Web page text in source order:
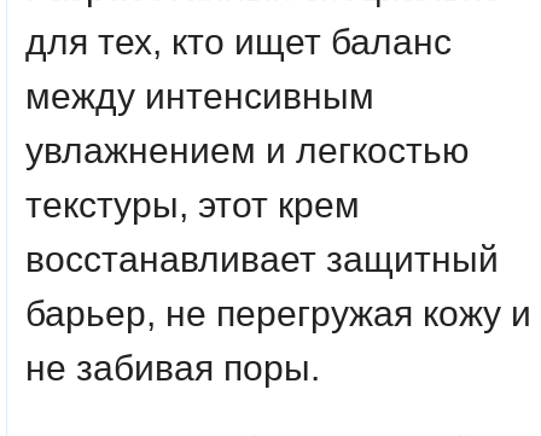
для тех, кто ищет баланс
между интенсивным
увлажнением и легкостью
текстуры, этот крем
восстанавливает защитный
барьер, не перегружая кожу и
не забивая поры.